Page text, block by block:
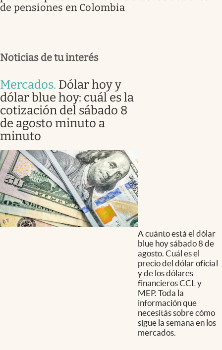
de pensiones en Colombia
Noticias de tu interés
Mercados. Dólar hoy y
dólar blue hoy: cuál es la
cotización del sábado 8
de agosto minuto a
minuto
A cuánto está el dólar
blue hoy sábado 8 de
agosto. Cuál es el
precio del dólar oficial
y de los dólares
financieros CCL y
MEP. Toda la
información que
necesitás sobre cómo
sigue la semana en los
mercados.